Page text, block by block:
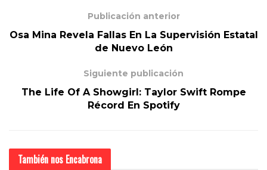
Publicación anterior
Osa Mina Revela Fallas En La Supervisión Estatal
de Nuevo León
Siguiente publicación
The Life Of A Showgirl: Taylor Swift Rompe
Récord En Spotify
También nos Encabrona